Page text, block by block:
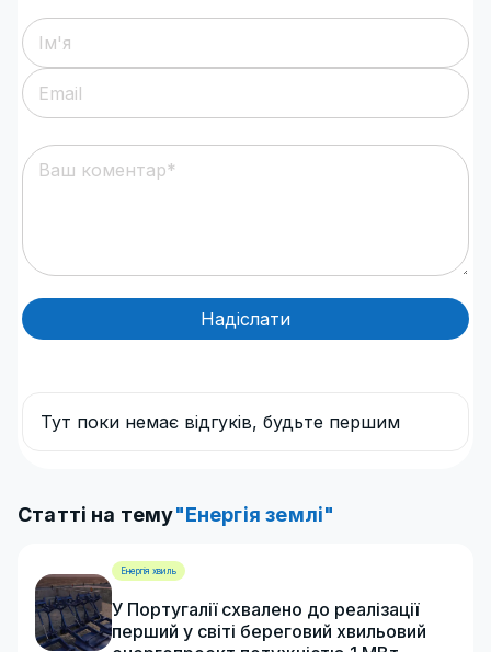
Надіслати
Тут поки немає відгуків, будьте першим
Статті на тему"Енергія землі"
Енергія хвиль
У Португалії схвалено до реалізації
перший у світі береговий хвильовий